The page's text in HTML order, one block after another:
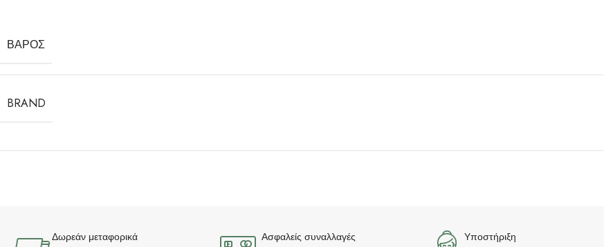
ΒΆΡΟΣ
BRAND
Δωρεάν μεταφορικά Ασφαλείς συναλλαγές Υποστήριξη